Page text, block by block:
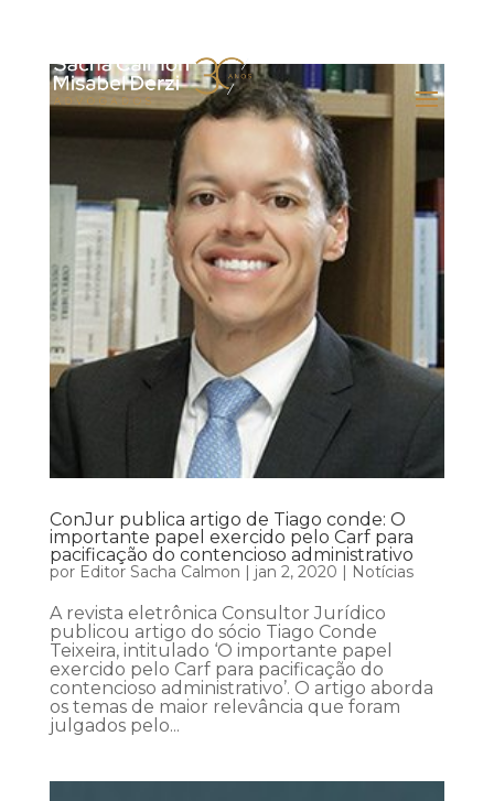
ConJur publica artigo de Tiago conde: O
importante papel exercido pelo Carf para
pacificação do contencioso administrativo
por Editor Sacha Calmon | jan 2, 2020 | Notícias
A revista eletrônica Consultor Jurídico
publicou artigo do sócio Tiago Conde
Teixeira, intitulado ‘O importante papel
exercido pelo Carf para pacificação do
contencioso administrativo’. O artigo aborda
os temas de maior relevância que foram
julgados pelo...